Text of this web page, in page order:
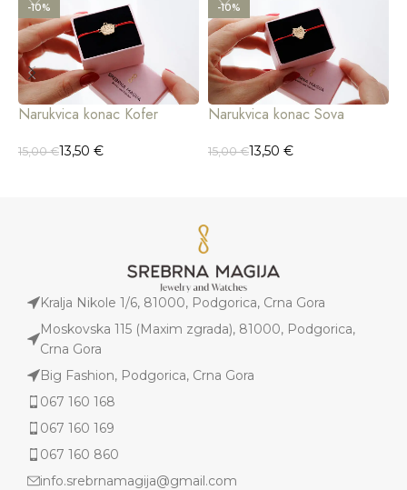
-10%
Narukvica konac Kofer
15,00€13,50 €
-10%
Narukvica konac Sova
15,00€13,50 €
Kralja Nikole 1/6, 81000, Podgorica, Crna Gora
Moskovska 115 (Maxim zgrada), 81000, Podgorica,
Crna Gora
Big Fashion, Podgorica, Crna Gora
067 160 168
067 160 169
067 160 860
info.srebrnamagija@gmail.com